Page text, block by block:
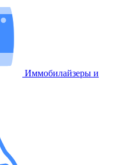
Иммобилайзеры и